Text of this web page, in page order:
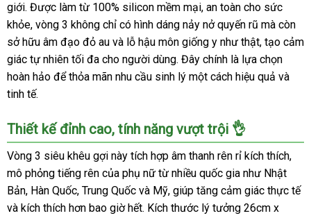
giới. Được làm từ 100% silicon mềm mại, an toàn cho sức
khỏe, vòng 3 không chỉ có hình dáng nảy nở quyến rũ mà còn
sở hữu âm đạo đỏ au và lỗ hậu môn giống y như thật, tạo cảm
giác tự nhiên tối đa cho người dùng. Đây chính là lựa chọn
hoàn hảo để thỏa mãn nhu cầu sinh lý một cách hiệu quả và
tinh tế.
Thiết kế đỉnh cao, tính năng vượt trội 👌
Vòng 3 siêu khêu gợi này tích hợp âm thanh rên rỉ kích thích,
mô phỏng tiếng rên của phụ nữ từ nhiều quốc gia như Nhật
Bản, Hàn Quốc, Trung Quốc và Mỹ, giúp tăng cảm giác thực tế
và kích thích hơn bao giờ hết. Kích thước lý tưởng 26cm x